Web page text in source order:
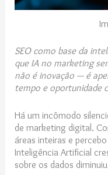
SEO como base da
que IA no marketing
não é inovação — é
tempo e oportunidade
Há um incômodo
de marketing digital.
áreas inteiras e
Inteligência Artificial
sobre os dados